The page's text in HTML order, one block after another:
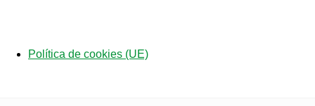
Política de cookies (UE)